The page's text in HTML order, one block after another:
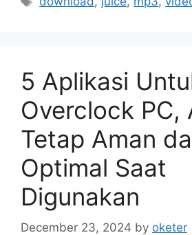
5 Aplikasi
Overclock PC,
Tetap Aman
Optimal Saat
Digunakan
December 23, 2024 by oketer